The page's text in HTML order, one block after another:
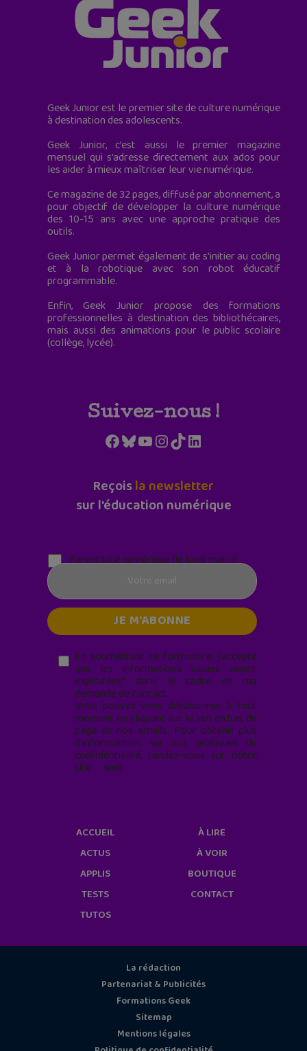
Geek Junior est le premier site de culture numérique
à destination des adolescents.
Geek Junior, c’est aussi le premier magazine
mensuel qui s’adresse directement aux ados pour
les aider à mieux maîtriser leur vie numérique.
Ce magazine de 32 pages, diffusé par abonnement, a
pour objectif de développer la culture numérique
des 10-15 ans avec une approche pratique des
outils.
Geek Junior permet également de s'initier au coding
et à la robotique avec son robot éducatif
programmable.
Enfin, Geek Junior propose des formations
professionnelles à destination des bibliothécaires,
mais aussi des animations pour le public scolaire
(collège, lycée).
Suivez-nous !
Facebook
Bluesky
YouTube
Instagram
TikTokLinkedIn
Reçoisla newsletter
sur l'éducation numérique
Parentalité numérique (le lundi matin)
En soumettant ce formulaire, j’accepte
que les informations saisies soient
exploitées* dans le cadre de ma
demande de contact.
Vous pouvez vous désabonner à tout
moment en cliquant sur le lien en bas de
page de nos emails. Pour obtenir plus
d'informations sur nos pratiques de
confidentialité, rendez-vous sur notre
site web
ACCUEIL
ACTUS
APPLIS
TESTS
TUTOS
À LIRE
À VOIR
BOUTIQUE
CONTACT
La rédaction
Partenariat & Publicités
Formations Geek
Sitemap
Mentions légales